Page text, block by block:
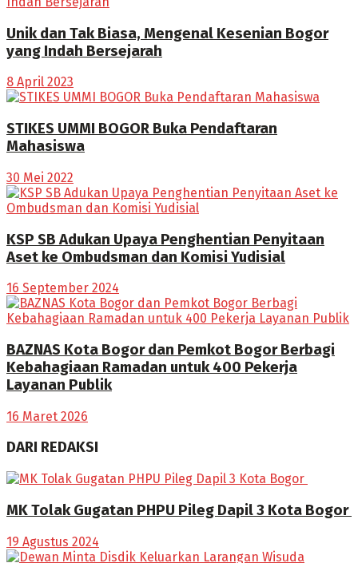
Unik dan Tak Biasa, Mengenal Kesenian Bogor
yang Indah Bersejarah
8 April 2023
STIKES UMMI BOGOR Buka Pendaftaran
Mahasiswa
30 Mei 2022
KSP SB Adukan Upaya Penghentian Penyitaan
Aset ke Ombudsman dan Komisi Yudisial
16 September 2024
BAZNAS Kota Bogor dan Pemkot Bogor Berbagi
Kebahagiaan Ramadan untuk 400 Pekerja
Layanan Publik
16 Maret 2026
DARI REDAKSI
MK Tolak Gugatan PHPU Pileg Dapil 3 Kota Bogor
19 Agustus 2024